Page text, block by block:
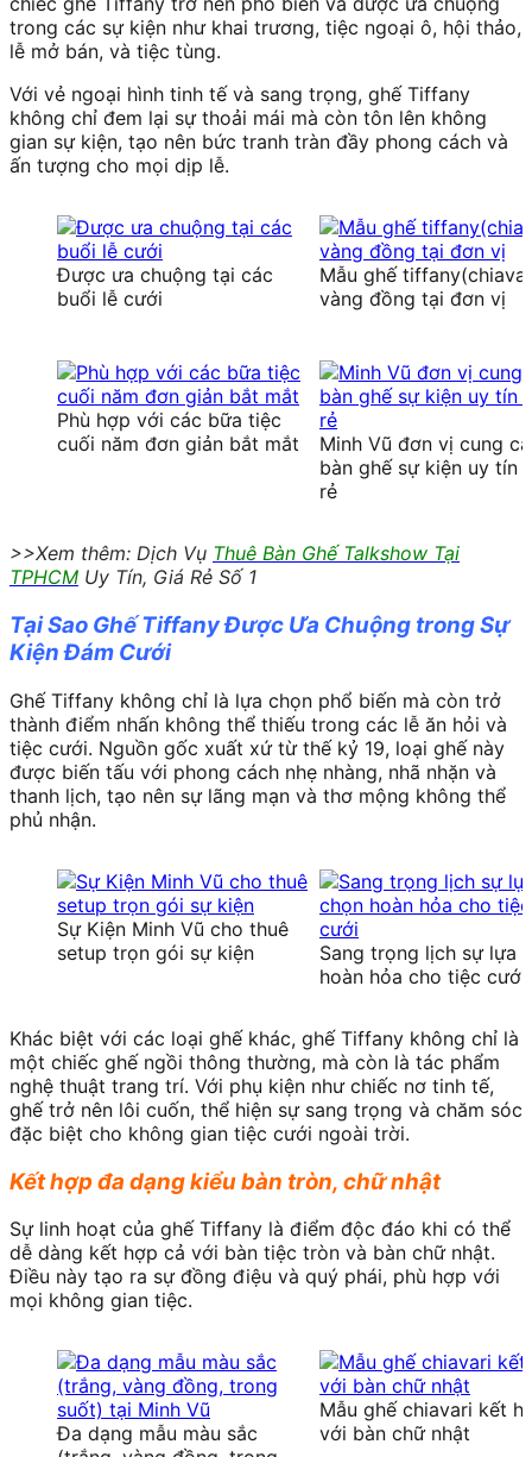
trong các sự kiện như khai trương, tiệc ngoại ô, hội thảo,
lễ mở bán, và tiệc tùng.
Với vẻ ngoại hình tinh tế và sang trọng, ghế Tiffany
không chỉ đem lại sự thoải mái mà còn tôn lên không
gian sự kiện, tạo nên bức tranh tràn đầy phong cách và
ấn tượng cho mọi dịp lễ.
Được ưa chuộng tại các
buổi lễ cưới
Mẫu ghế
vàng đồng tại đơn vị
Phù hợp với các bữa tiệc
cuối năm đơn giản bắt mắt
Minh Vũ đơn vị cung
bàn ghế sự kiện uy tín
rẻ
>>Xem thêm: Dịch Vụ Thuê Bàn Ghế Talkshow Tại
TPHCM Uy Tín, Giá Rẻ Số 1
Tại Sao Ghế Tiffany Được Ưa Chuộng trong Sự
Kiện Đám Cưới
Ghế Tiffany không chỉ là lựa chọn phổ biến mà còn trở
thành điểm nhấn không thể thiếu trong các lễ ăn hỏi và
tiệc cưới. Nguồn gốc xuất xứ từ thế kỷ 19, loại ghế này
được biến tấu với phong cách nhẹ nhàng, nhã nhặn và
thanh lịch, tạo nên sự lãng mạn và thơ mộng không thể
phủ nhận.
Sự Kiện Minh Vũ cho thuê
setup trọn gói sự kiện
Sang trọng lịch sự lựa
hoàn hỏa cho tiệc cưới
Khác biệt với các loại ghế khác, ghế Tiffany không chỉ là
một chiếc ghế ngồi thông thường, mà còn là tác phẩm
nghệ thuật trang trí. Với phụ kiện như chiếc nơ tinh tế,
ghế trở nên lôi cuốn, thể hiện sự sang trọng và chăm sóc
đặc biệt cho không gian tiệc cưới ngoài trời.
Kết hợp đa dạng kiểu bàn tròn, chữ nhật
Sự linh hoạt của ghế Tiffany là điểm độc đáo khi có thể
dễ dàng kết hợp cả với bàn tiệc tròn và bàn chữ nhật.
Điều này tạo ra sự đồng điệu và quý phái, phù hợp với
mọi không gian tiệc.
Đa dạng mẫu màu sắc
Mẫu ghế chiavari kết
với bàn chữ nhật